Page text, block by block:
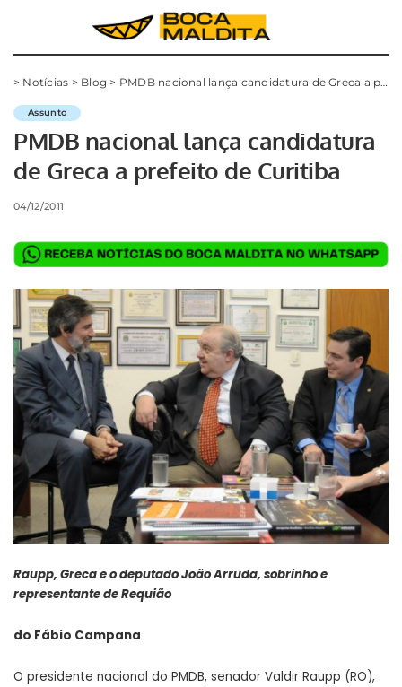
> Notícias > Blog > PMDB nacional lança candidatura de Greca a prefeito de Curitiba
Assunto
PMDB nacional lança candidatura
de Greca a prefeito de Curitiba
04/12/2011
Raupp, Greca e o deputado João Arruda, sobrinho e
representante de Requião
do Fábio Campana
O presidente nacional do PMDB, senador Valdir Raupp (RO),